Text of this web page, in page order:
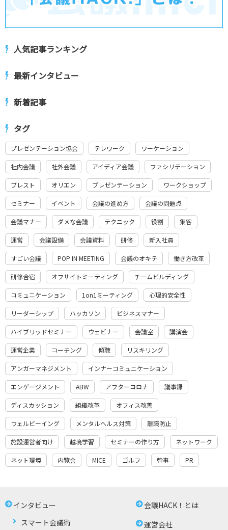
人気記事ランキング
最新インタビュー
新着記事
タグ
プレゼンテーション協会 テレワーク ワーケーション
社内会議 社外会議 アイディア会議 ファシリテーション
ブレスト オリエン プレゼンテーション ワークショップ
セミナー イベント 会議の進め方 会議の問題点
会議マナー ダメな会議 テクニック 役割 集客
運営 会議設備 会議資料 研修 新入社員
すごい会議 POP IN MEETING 会議のオキテ 働き方改革
研修合宿 オフサイトミーティング チームビルディング
コミュニケーション 1on1ミーティング 心理的安全性
リーダーシップ ハッカソン ビジネスマナー
ハイブリッドセミナー ウェビナー 会議室 講演会
運営企業 コーチング 傾聴 リスキリング
アンガーマネジメント インナーコミュニケーション
エンゲージメント ABW アフターコロナ 議事録
ディスカッション 組織改革 オフィス改善
ウェルビーイング メンタルヘルス対策 離職防止
施設運営者向け 越境学習 セミナーの作り方 ネットワーク
ネット環境 内覧会 MICE ゴルフ 幹事 PR
インタビュー
スマート会議術
会議HACK！とは
運営会社